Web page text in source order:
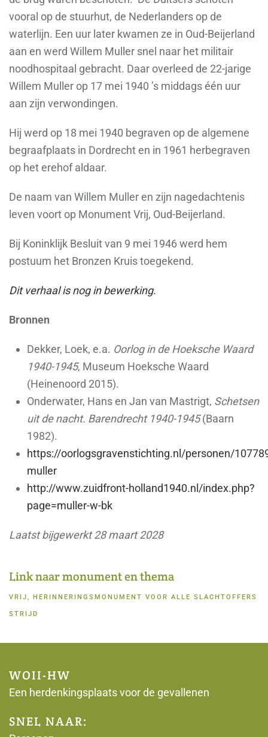
vooral op de stuurhut, de Nederlanders op de
waterlijn. Een uur later kwamen ze in Oud-Beijerland
aan en werd Willem Muller snel naar het militair
noodhospitaal gebracht. Daar overleed de 22-jarige
Willem Muller op 17 mei 1940 ’s middags één uur
aan zijn verwondingen.
Hij werd op 18 mei 1940 begraven op de algemene
begraafplaats in Dordrecht en in 1961 herbegraven
op het erehof aldaar.
De naam van Willem Muller en zijn nagedachtenis
leven voort op Monument Vrij, Oud-Beijerland.
Bij Koninklijk Besluit van 9 mei 1946 werd hem
postuum het Bronzen Kruis toegekend.
Dit verhaal is nog in bewerking.
Bronnen
Dekker, Loek, e.a. Oorlog in de Hoeksche Waard
1940-1945, Museum Hoeksche Waard
(Heinenoord 2015).
Onderwater, Hans en Jan van Mastrigt, Schetsen
uit de nacht. Barendrecht 1940-1945(Baarn
1982).
https://oorlogsgravenstichting.nl/personen/
muller
http://www.zuidfront-holland1940.nl/index.php?
page=muller-w-bk
Laatst bijgewerkt 28 maart 2028
Link naar monument en thema
VRIJ, HERINNERINGSMONUMENT VOOR ALLE SLACHTOFFERS
STRIJD
WOII-HW
Een herdenkingsplaats voor de gevallenen
SNEL NAAR: